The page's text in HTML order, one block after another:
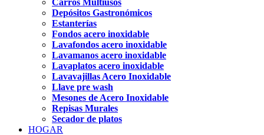
Depósitos Gastronómicos
Estanterías
Fondos acero inoxidable
Lavafondos acero inoxidable
Lavamanos acero inoxidable
Lavaplatos acero inoxidable
Lavavajillas Acero Inoxidable
Llave pre wash
Mesones de Acero Inoxidable
Repisas Murales
Secador de platos
HOGAR